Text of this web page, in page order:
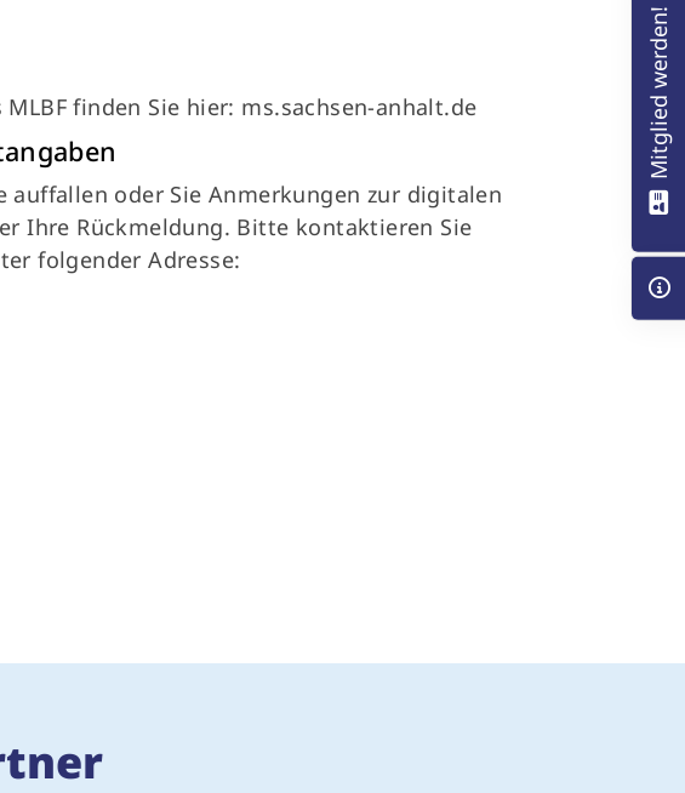
finden Sie hier: ms.sachsen-anhalt.de
auffallen oder Sie Anmerkungen zur digitalen
Ihre Rückmeldung. Bitte kontaktieren Sie
folgender Adresse:
Mitglied werden!